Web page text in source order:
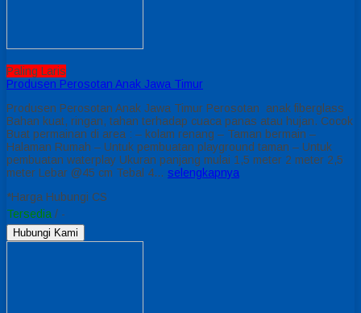
Paling Laris
Produsen Perosotan Anak Jawa Timur
Produsen Perosotan Anak Jawa Timur Perosotan anak fiberglass
Bahan kuat, ringan, tahan terhadap cuaca panas atau hujan. Cocok
Buat permainan di area : – kolam renang – Taman bermain –
Halaman Rumah – Untuk pembuatan playground taman – Untuk
pembuatan waterplay Ukuran panjang mulai 1,5 meter 2 meter 2,5
meter Lebar @45 cm Tebal 4… selengkapnya
*Harga Hubungi CS
Tersedia / -
Hubungi Kami